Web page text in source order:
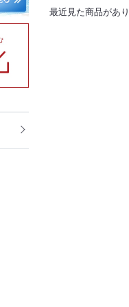
最近見た商品があり